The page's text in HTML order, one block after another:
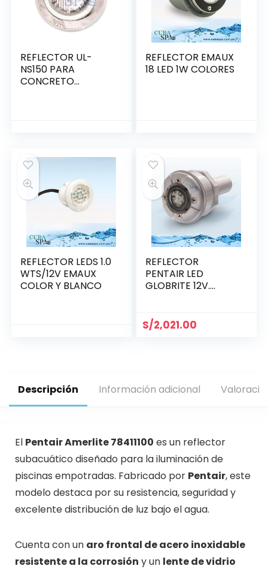
REFLECTOR UL-
NS150 PARA
CONCRETO
REFLECTOR EMAUX
18 LED 1W COLORES
REFLECTOR LEDS 1.0
WTS/12V EMAUX
COLOR Y BLANCO
REFLECTOR
PENTAIR LED
GLOBRITE 12V.
S/2,021.00
Descripción Información adicional
El Pentair Amerlite 78411100 es un reflector
subacuático diseñado para la iluminación de
piscinas empotradas. Fabricado por Pentair, este
modelo destaca por su resistencia, seguridad y
excelente distribución de luz bajo el agua.
Cuenta con un aro frontal de acero inoxidable
resistente a la corrosión y un lente de vidrio